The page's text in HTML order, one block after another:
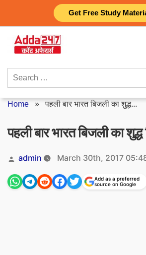
Get Free Study
content
Search
Home »पहली बार भारत बिजली का शुद्ध...
पहली बार भारत बिजली का शुद्ध
Posted
by
admin March 30th, 2017
Add as a preferred
source on Google